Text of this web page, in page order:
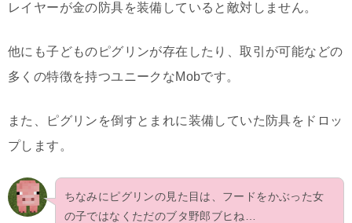
レイヤーが金の防具を装備していると敵対しません。
他にも子どものピグリンが存在したり、取引が可能などの
多くの特徴を持つユニークなMobです。
また、ピグリンを倒すとまれに装備していた防具をドロッ
プします。
ちなみにピグリンの見た目は、フードをかぶった女
の子ではなくただのブタ野郎ブヒね…